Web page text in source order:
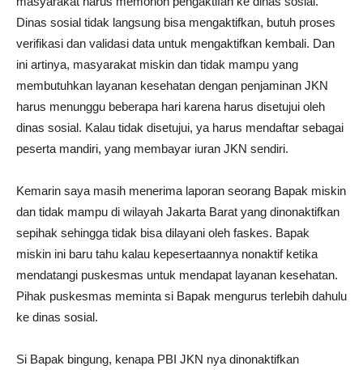
Dinas sosial tidak langsung bisa mengaktifkan, butuh proses
verifikasi dan validasi data untuk mengaktifkan kembali. Dan
ini artinya, masyarakat miskin dan tidak mampu yang
membutuhkan layanan kesehatan dengan penjaminan JKN
harus menunggu beberapa hari karena harus disetujui oleh
dinas sosial. Kalau tidak disetujui, ya harus mendaftar sebagai
peserta mandiri, yang membayar iuran JKN sendiri.
Kemarin saya masih menerima laporan seorang Bapak miskin
dan tidak mampu di wilayah Jakarta Barat yang dinonaktifkan
sepihak sehingga tidak bisa dilayani oleh faskes. Bapak
miskin ini baru tahu kalau kepesertaannya nonaktif ketika
mendatangi puskesmas untuk mendapat layanan kesehatan.
Pihak puskesmas meminta si Bapak mengurus terlebih dahulu
ke dinas sosial.
Si Bapak bingung, kenapa PBI JKN nya dinonaktifkan